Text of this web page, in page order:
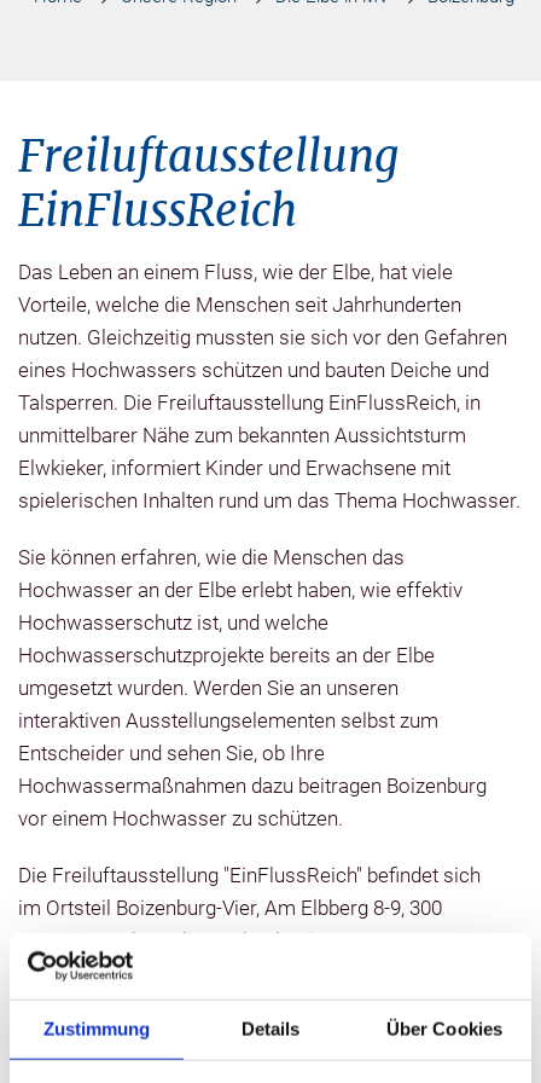
Zustimmung Details Über Cookies
Freiluftausstellung
EinFlussReich
Das Leben an einem Fluss, wie der Elbe, hat viele
Vorteile, welche die Menschen seit Jahrhunderten
nutzen. Gleichzeitig mussten sie sich vor den Gefahren
eines Hochwassers schützen und bauten Deiche und
Talsperren. Die Freiluftausstellung EinFlussReich, in
unmittelbarer Nähe zum bekannten Aussichtsturm
Elwkieker, informiert Kinder und Erwachsene mit
spielerischen Inhalten rund um das Thema Hochwasser.
Sie können erfahren, wie die Menschen das
Hochwasser an der Elbe erlebt haben, wie effektiv
Hochwasserschutz ist, und welche
Hochwasserschutzprojekte bereits an der Elbe
umgesetzt wurden. Werden Sie an unseren
interaktiven Ausstellungselementen selbst zum
Entscheider und sehen Sie, ob Ihre
Hochwassermaßnahmen dazu beitragen Boizenburg
vor einem Hochwasser zu schützen.
Die Freiluftausstellung "EinFlussReich" befindet sich
im Ortsteil Boizenburg-Vier, Am Elbberg 8-9, 300
Meter vom ehemaligen Checkpoint
(Transitkontrollpunkt) Vier. Sie erreichen die
Ausstellung gut über die B 5 oder über den
Elberadweg (Abschnitt D).